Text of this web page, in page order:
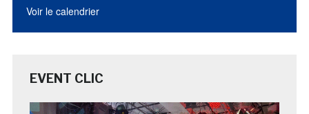
Voir le calendrier
EVENT CLIC